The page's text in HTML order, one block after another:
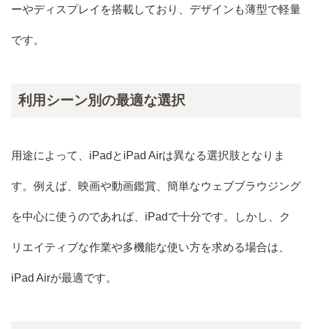
ーやディスプレイを搭載しており、デザインも薄型で軽量
です。
利用シーン別の最適な選択
用途によって、iPadとiPad Airは異なる選択肢となりま
す。例えば、映画や動画鑑賞、簡単なウェブブラウジング
を中心に使うのであれば、iPadで十分です。しかし、ク
リエイティブな作業や多機能な使い方を求める場合は、
iPad Airが最適です。